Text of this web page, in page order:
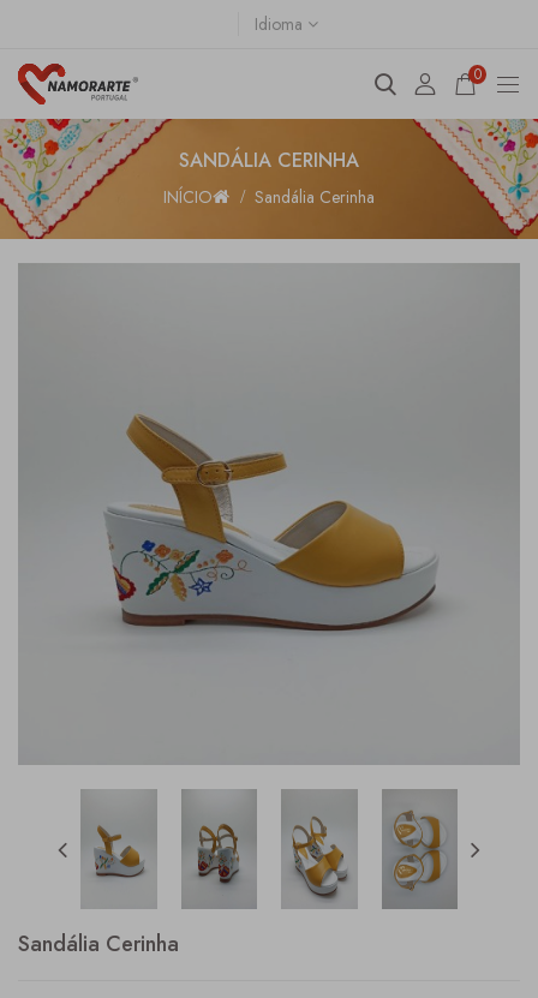
Idioma
0
SANDÁLIA CERINHA
INÍCIO Sandália Cerinha
Sandália Cerinha